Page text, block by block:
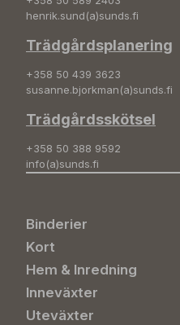
henrik.sund(a)sunds.fi
Trädgårdsplanering
+358 50 439 3623
susanne.bjorkman(a)sunds.fi
Trädgårdsskötsel
+358 50 388 9592
info(a)sunds.fi
Binderier
Kort
Hem & Inredning
Inneväxter
Uteväxter